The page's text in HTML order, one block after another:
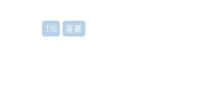
116 著書